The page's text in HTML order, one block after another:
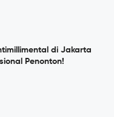
di Jakarta
Penonton!